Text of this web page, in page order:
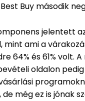
Buy második
jelentett
ami a
64% és 61% volt.
oldalon
még ez is jónak